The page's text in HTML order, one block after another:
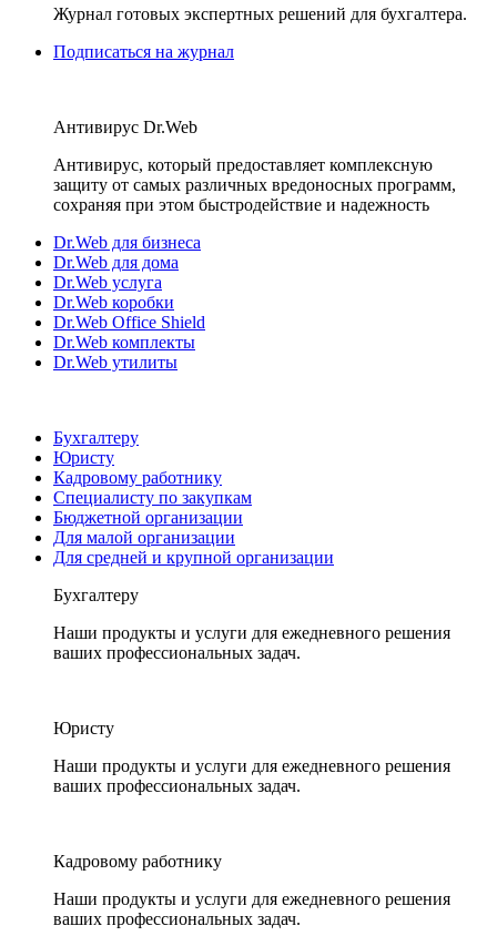
Журнал готовых экспертных решений для бухгалтера.
Подписаться на журнал
Антивирус Dr.Web
Антивирус, который предоставляет комплексную
защиту от самых различных вредоносных программ,
сохраняя при этом быстродействие и надежность
Dr.Web для бизнеса
Dr.Web для дома
Dr.Web услуга
Dr.Web коробки
Dr.Web Office Shield
Dr.Web комплекты
Dr.Web утилиты
Бухгалтеру
Юристу
Кадровому работнику
Специалисту по закупкам
Бюджетной организации
Для малой организации
Для средней и крупной организации
Бухгалтеру
Наши продукты и услуги для ежедневного решения
ваших профессиональных задач.
Юристу
Наши продукты и услуги для ежедневного решения
ваших профессиональных задач.
Кадровому работнику
Наши продукты и услуги для ежедневного решения
ваших профессиональных задач.